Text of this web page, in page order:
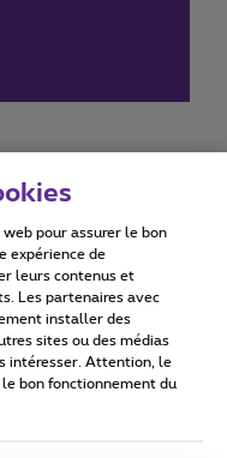
statement
pour assurer le bon
expérience de
leurs contenus et
Les partenaires avec
installer des
sites ou des médias
intéresser. Attention, le
bon fonctionnement du